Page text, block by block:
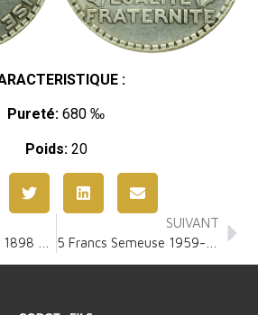
:
Pureté: 680 ‰
Poids:20
SUIVANT